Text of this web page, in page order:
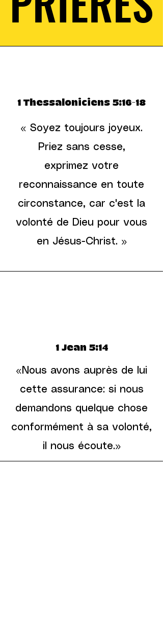
1 Thessaloniciens 5:16-18
« Soyez toujours joyeux.
Priez sans cesse,
exprimez votre
reconnaissance en toute
circonstance, car c'est la
volonté de Dieu pour vous
en Jésus-Christ. »
1 Jean 5:14
«Nous avons auprès de lui
cette assurance: si nous
demandons quelque chose
conformément à sa volonté,
il nous écoute.»